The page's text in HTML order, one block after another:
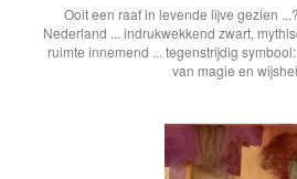
Ooit een raaf in levende lijve gezien
Nederland ... indrukwekkend zwart,
ruimte innemend ... tegenstrijdig
van magie en